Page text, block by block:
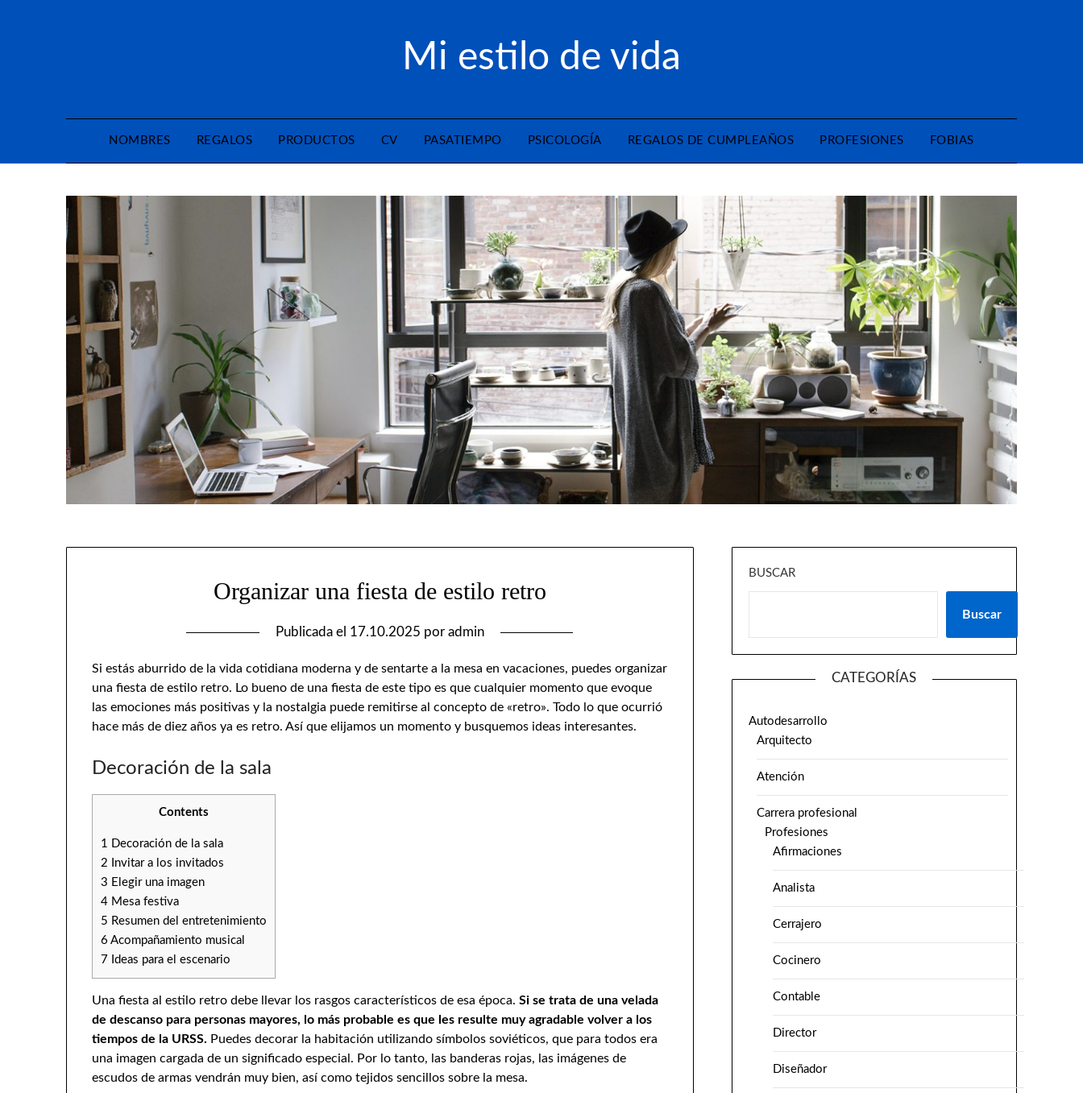
Mi estilo de vida
NOMBRES REGALOS PRODUCTOS CV PASATIEMPO PSICOLOGÍA REGALOS DE CUMPLEAÑOS PROFESIONES FOBIAS
Organizar una fiesta de estilo retro
Publicada el 17.10.2025 por admin
Si estás aburrido de la vida cotidiana moderna y de sentarte a la mesa en vacaciones, puedes organizar
una fiesta de estilo retro. Lo bueno de una fiesta de este tipo es que cualquier momento que evoque
las emociones más positivas y la nostalgia puede remitirse al concepto de «retro». Todo lo que ocurrió
hace más de diez años ya es retro. Así que elijamos un momento y busquemos ideas interesantes.
Decoración de la sala
Contents
1 Decoración de la sala
2 Invitar a los invitados
3 Elegir una imagen
4 Mesa festiva
5 Resumen del entretenimiento
6 Acompañamiento musical
7 Ideas para el escenario
Una fiesta al estilo retro debe llevar los rasgos característicos de esa época.Si se trata de una velada
de descanso para personas mayores, lo más probable es que les resulte muy agradable volver a los
tiempos de la URSS. Puedes decorar la habitación utilizando símbolos soviéticos, que para todos era
una imagen cargada de un significado especial. Por lo tanto, las banderas rojas, las imágenes de
escudos de armas vendrán muy bien, así como tejidos sencillos sobre la mesa.
BUSCAR
Buscar
CATEGORÍAS
Autodesarrollo
Arquitecto
Atención
Carrera profesional
Profesiones
Afirmaciones
Analista
Cerrajero
Cocinero
Contable
Director
Diseñador